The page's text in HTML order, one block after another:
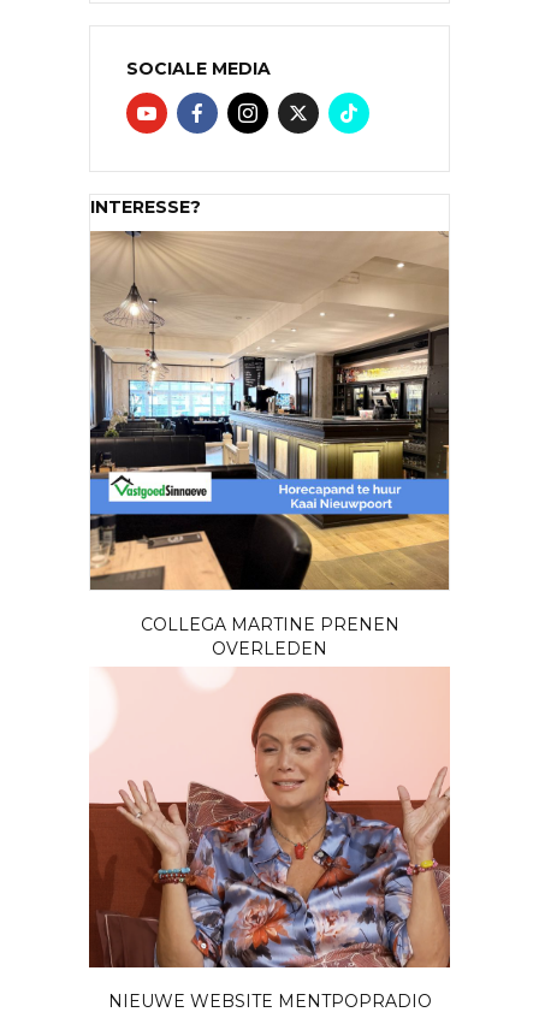
SOCIALE MEDIA
INTERESSE?
COLLEGA MARTINE PRENEN
OVERLEDEN
NIEUWE WEBSITE MENTPOPRADIO